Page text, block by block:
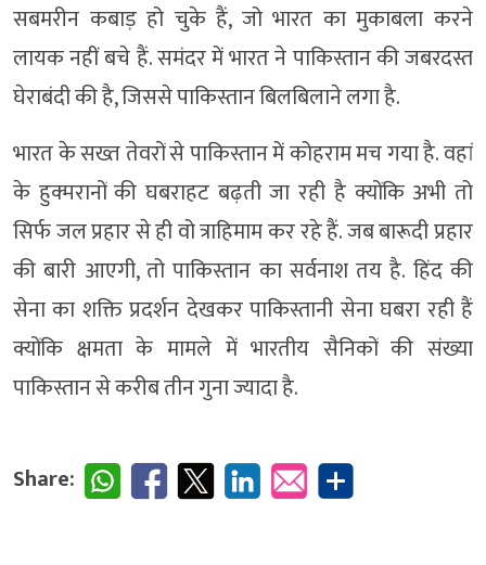
सबमरीन कबाड़ हो चुके हैं, जो भारत का मुकाबला करने
लायक नहीं बचे हैं. समंदर में भारत ने पाकिस्तान की जबरदस्त
घेराबंदी की है, जिससे पाकिस्तान बिलबिलाने लगा है.
भारत के सख्त तेवरों से पाकिस्तान में कोहराम मच गया है. वहां
के हुक्मरानों की घबराहट बढ़ती जा रही है क्योंकि अभी तो
सिर्फ जल प्रहार से ही वो त्राहिमाम कर रहे हैं. जब बारूदी प्रहार
की बारी आएगी, तो पाकिस्तान का सर्वनाश तय है. हिंद की
सेना का शक्ति प्रदर्शन देखकर पाकिस्तानी सेना घबरा रही हैं
क्योंकि क्षमता के मामले में भारतीय सैनिकों की संख्या
पाकिस्तान से करीब तीन गुना ज्यादा है.
Share: